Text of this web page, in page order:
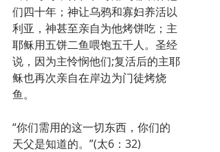
们四十年；神让乌鸦和寡妇养活以
利亚，神甚至亲自为他烤饼吃；主
耶稣用五饼二鱼喂饱五千人。圣经
说，因为主怜悯他们;复活后的主耶
稣也再次亲自在岸边为门徒烤烧
鱼。
“你们需用的这一切东西，你们的
天父是知道的。”(太6：32)